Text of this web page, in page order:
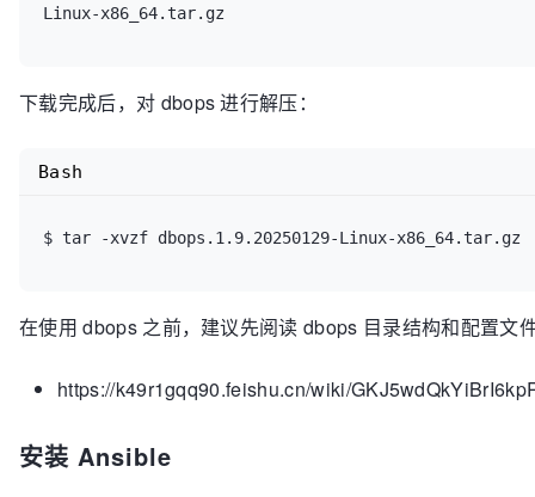
下载完成后，对 dbops 进行解压：
Bash
在使用 dbops 之前，建议先阅读 dbops 目录结构和配置文
https://k49r1gqq90.feishu.cn/wiki/
安装 Ansible